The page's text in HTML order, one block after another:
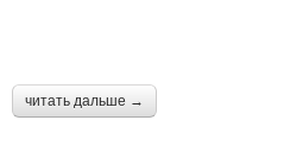
читать дальше →